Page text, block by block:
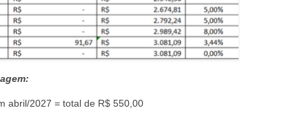
abril/2027 = total de R$ 550,00